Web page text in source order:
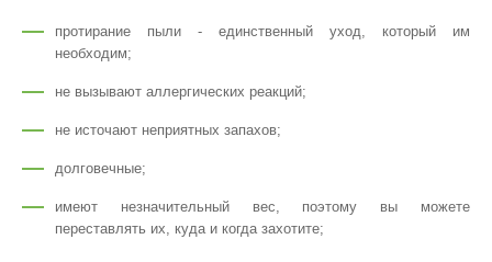
протирание пыли - единственный уход, который им
необходим;
не вызывают аллергических реакций;
не источают неприятных запахов;
долговечные;
имеют незначительный вес, поэтому вы можете
переставлять их, куда и когда захотите;